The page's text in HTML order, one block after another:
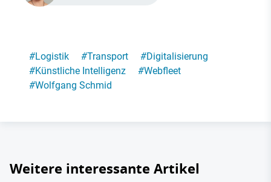
#Logistik #Transport #Digitalisierung
#Künstliche Intelligenz #Webfleet
#Wolfgang Schmid
Weitere interessante Artikel